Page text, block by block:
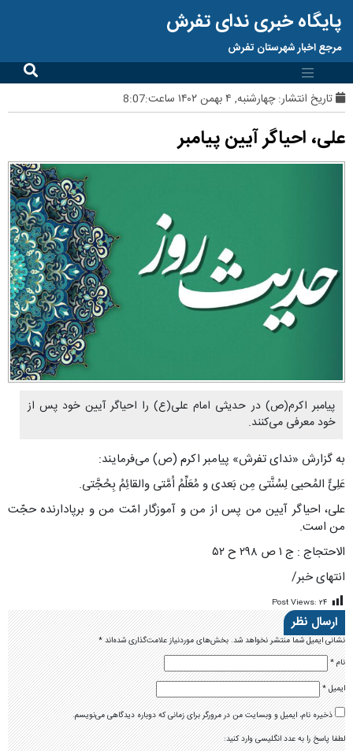
پایگاه خبری ندای تفرش
مرجع اخبار شهرستان تفرش
تاریخ انتشار:چهارشنبه, ۴ بهمن ۱۴۰۲ ساعت:8:07
علی، احیاگر آیین پیامبر
پیامبر اکرم(ص) در حدیثی امام علی(ع) را احیاگر آیین خود پس از
خود معرفی می‌کنند.
به گزارش «ندای تفرش» پیامبر اکرم (ص) می‌فرمایند:
عَلِیٌّ المُحیی لِسُنَّتی مِن بَعدی و مُعَلِّمُ اُمَّتی والقائِمُ بِحُجَّتی.
على، احیاگر آیین من پس از من و آموزگار امّت من و برپادارنده حجّت
من است.
الاحتجاج : ج ۱ ص ۲۹۸ ح ۵۲
انتهای خبر/
Post Views: ۲۴
ارسال نظر
نشانی ایمیل شما منتشر نخواهد شد.بخش‌های موردنیاز علامت‌گذاری شده‌اند*
نام*
ایمیل*
ذخیره نام، ایمیل و وبسایت من در مرورگر برای زمانی که دوباره دیدگاهی می‌نویسم.
لطفا پاسخ را به عدد انگلیسی وارد کنید: